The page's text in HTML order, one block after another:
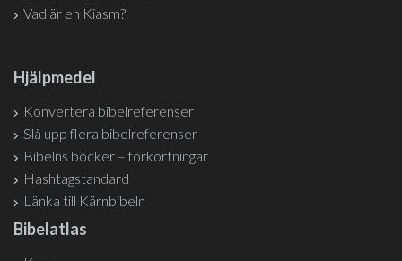
Vad är en Kiasm?
Hjälpmedel
Konvertera bibelreferenser
Slå upp flera bibelreferenser
Bibelns böcker – förkortningar
Hashtagstandard
Länka till Kärnbibeln
Bibelatlas